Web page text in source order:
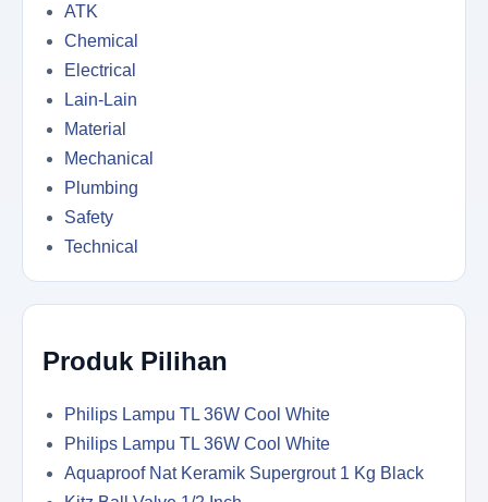
ATK
Chemical
Electrical
Lain-Lain
Material
Mechanical
Plumbing
Safety
Technical
Produk Pilihan
Philips Lampu TL 36W Cool White
Philips Lampu TL 36W Cool White
Aquaproof Nat Keramik Supergrout 1 Kg Black